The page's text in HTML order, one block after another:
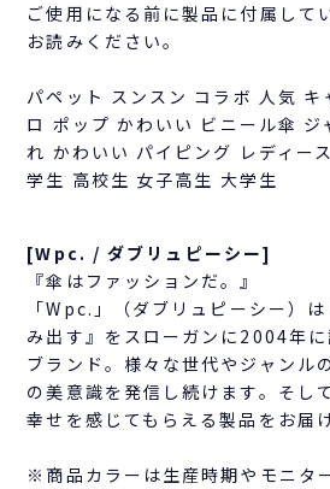
ご使用になる前に製品に付属して
お読みください。
パペット スンスン コラボ 人気 キ
ロ ポップ かわいい ビニール傘 ジ
れ かわいい パイピング レディー
学生 高校生 女子高生 大学生
[Wpc. / ダブリュピーシー]
『傘はファッションだ。』
「Wpc.」（ダブリュピーシー）
み出す』をスローガンに2004年
ブランド。様々な世代やジャンル
の美意識を発信し続けます。そし
幸せを感じてもらえる製品をお届
※商品カラーは生産時期やモニタ